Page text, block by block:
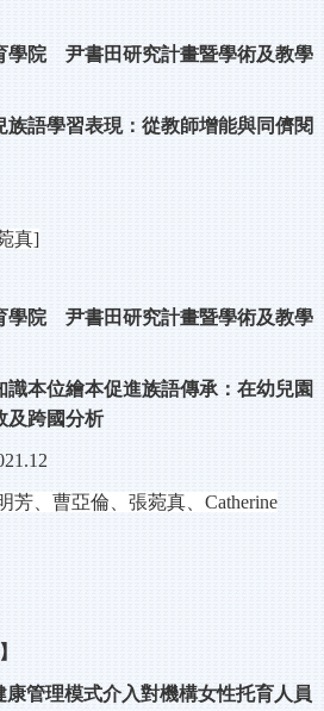
學院 尹書田研究計畫暨學術及教學
語學習表現：從教師增能與同儕閱
真]
學院 尹書田研究計畫暨學術及教學
本位繪本促進族語傳承：在幼兒園
及跨國分析
芳、曹亞倫、張菀真、 Catherine
康管理模式介入對機構女性托育人員